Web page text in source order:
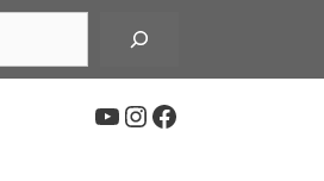
YouTube
Instagram
Facebook